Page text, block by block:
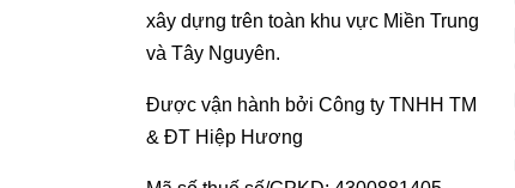
xây dựng trên toàn khu vực Miền Trung
và Tây Nguyên.
Được vận hành bởi Công ty TNHH TM
& ĐT Hiệp Hương